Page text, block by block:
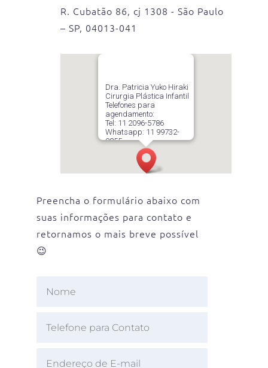
R. Cubatão 86, cj 1308 - São Paulo
– SP, 04013-041
Dra. Patricia Yuko Hiraki
Cirurgia Plástica Infantil
Telefones para
agendamento:
Tel: 11 2096-5786
Whatsapp: 11 99732-
9855
R. Cubatão 86, cj 1308 –
13º andar – Paraíso
São Paulo – SP, 04013-
Preencha o formulário abaixo com
suas informações para contato e
retornamos o mais breve possível
😉